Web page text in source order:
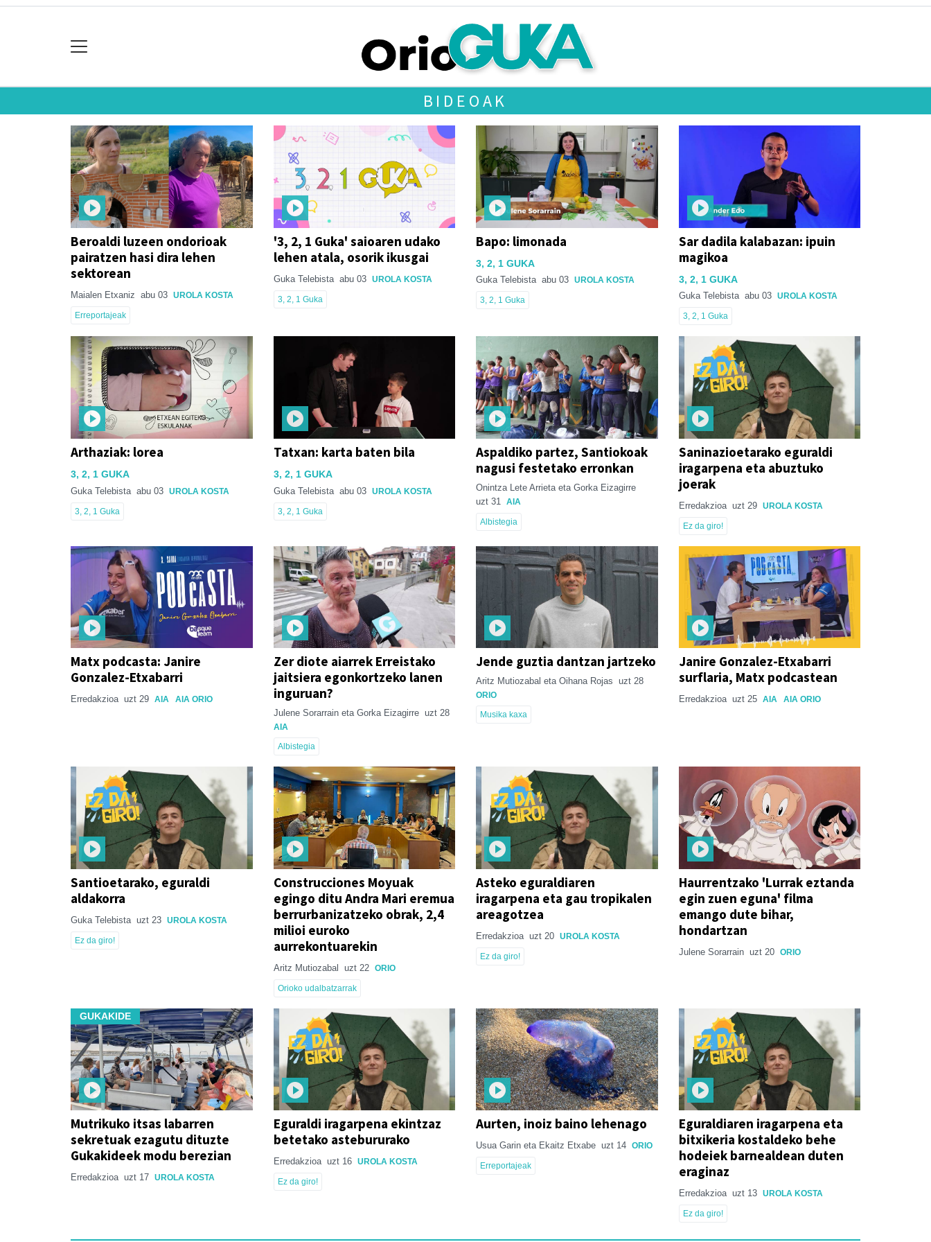
BIDEOAK
Beroaldi luzeen ondorioak
pairatzen hasi dira lehen
sektorean
Maialen Etxaniz abu 03 UROLA KOSTA
Erreportajeak
'3, 2, 1 Guka' saioaren udako
lehen atala, osorik ikusgai
Guka Telebista abu 03 UROLA KOSTA
3, 2, 1 Guka
Bapo: limonada
3, 2, 1 GUKA
Guka Telebista abu 03 UROLA KOSTA
3, 2, 1 Guka
Sar dadila kalabazan: ipuin
magikoa
3, 2, 1 GUKA
Guka Telebista abu 03 UROLA KOSTA
3, 2, 1 Guka
Arthaziak: lorea
3, 2, 1 GUKA
Guka Telebista abu 03 UROLA KOSTA
3, 2, 1 Guka
Tatxan: karta baten bila
3, 2, 1 GUKA
Guka Telebista abu 03 UROLA KOSTA
3, 2, 1 Guka
Aspaldiko partez, Santiokoak
nagusi festetako erronkan
Onintza Lete Arrieta eta Gorka Eizagirre
uzt 31
AIA
Albistegia
Saninazioetarako eguraldi
iragarpena eta abuztuko
joerak
Erredakzioa uzt 29 UROLA KOSTA
Ez da giro!
Matx podcasta: Janire
Gonzalez-Etxabarri
Erredakzioa uzt 29 AIA AIA ORIO
Zer diote aiarrek Erreistako
jaitsiera egonkortzeko lanen
inguruan?
Julene Sorarrain eta Gorka Eizagirre uzt 28
AIA
Albistegia
Jende guztia dantzan jartzeko
Aritz Mutiozabal eta Oihana Rojas uzt 28
ORIO
Musika kaxa
Janire Gonzalez-Etxabarri
surflaria, Matx podcastean
Erredakzioa uzt 25 AIA AIA ORIO
Santioetarako, eguraldi
aldakorra
Guka Telebista uzt 23 UROLA KOSTA
Ez da giro!
Construcciones Moyuak
egingo ditu Andra Mari eremua
berrurbanizatzeko obrak, 2,4
milioi euroko
aurrekontuarekin
Aritz Mutiozabal uzt 22 ORIO
Orioko udalbatzarrak
Asteko eguraldiaren
iragarpena eta gau tropikalen
areagotzea
Erredakzioa uzt 20 UROLA KOSTA
Ez da giro!
Haurrentzako 'Lurrak eztanda
egin zuen eguna' filma
emango dute bihar,
hondartzan
Julene Sorarrain uzt 20 ORIO
GUKAKIDE
Mutrikuko itsas labarren
sekretuak ezagutu dituzte
Gukakideek modu berezian
Erredakzioa uzt 17 UROLA KOSTA
Eguraldi iragarpena ekintzaz
betetako astebururako
Erredakzioa uzt 16 UROLA KOSTA
Ez da giro!
Aurten, inoiz baino lehenago
Usua Garin eta Ekaitz Etxabe uzt 14 ORIO
Erreportajeak
Eguraldiaren iragarpena eta
bitxikeria kostaldeko behe
hodeiek barnealdean duten
eraginaz
Erredakzioa uzt 13 UROLA KOSTA
Ez da giro!